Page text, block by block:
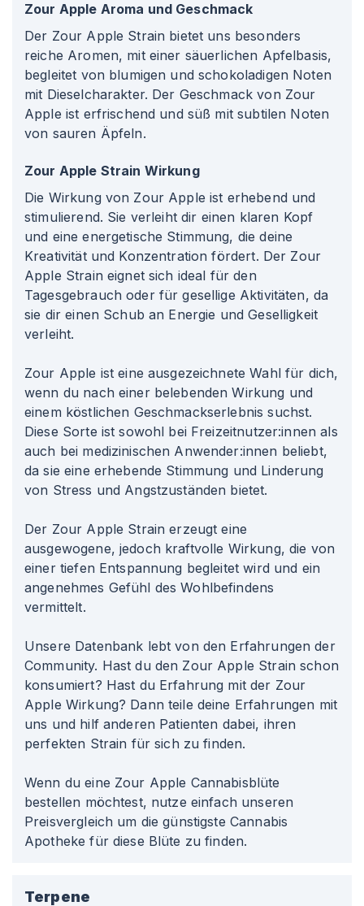
Zour Apple Aroma und Geschmack
Der Zour Apple Strain bietet uns besonders
reiche Aromen, mit einer säuerlichen Apfelbasis,
begleitet von blumigen und schokoladigen Noten
mit Dieselcharakter. Der Geschmack von Zour
Apple ist erfrischend und süß mit subtilen Noten
von sauren Äpfeln.
Zour Apple Strain Wirkung
Die Wirkung von Zour Apple ist erhebend und
stimulierend. Sie verleiht dir einen klaren Kopf
und eine energetische Stimmung, die deine
Kreativität und Konzentration fördert. Der Zour
Apple Strain eignet sich ideal für den
Tagesgebrauch oder für gesellige Aktivitäten, da
sie dir einen Schub an Energie und Geselligkeit
verleiht.
Zour Apple ist eine ausgezeichnete Wahl für dich,
wenn du nach einer belebenden Wirkung und
einem köstlichen Geschmackserlebnis suchst.
Diese Sorte ist sowohl bei Freizeitnutzer:innen als
auch bei medizinischen Anwender:innen beliebt,
da sie eine erhebende Stimmung und Linderung
von Stress und Angstzuständen bietet.
Der Zour Apple Strain erzeugt eine
ausgewogene, jedoch kraftvolle Wirkung, die von
einer tiefen Entspannung begleitet wird und ein
angenehmes Gefühl des Wohlbefindens
vermittelt.
Unsere Datenbank lebt von den Erfahrungen der
Community. Hast du den Zour Apple Strain schon
konsumiert? Hast du Erfahrung mit der Zour
Apple Wirkung? Dann teile deine Erfahrungen mit
uns und hilf anderen Patienten dabei, ihren
perfekten Strain für sich zu finden.
Wenn du eine Zour Apple Cannabisblüte
bestellen möchtest, nutze einfach unseren
Preisvergleich um die günstigste Cannabis
Apotheke für diese Blüte zu finden.
Terpene